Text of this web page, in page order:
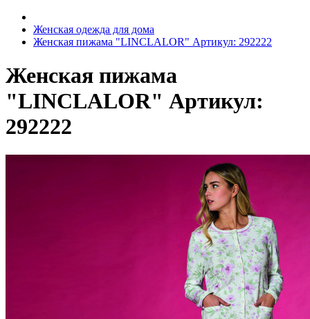
Женская одежда для дома
Женская пижама "LINCLALOR" Артикул: 292222
Женская пижама
"LINCLALOR" Артикул:
292222